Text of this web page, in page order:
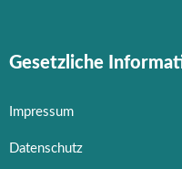
Gesetzliche
Impressum
Datenschutz